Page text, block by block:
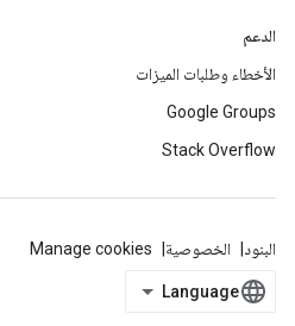
الدعم
الأخطاء وطلبات الميزات
Google Groups
Stack Overflow
البنود الخصوصية Manage cookies